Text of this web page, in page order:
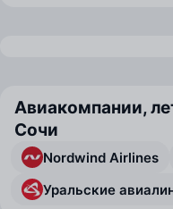
Авиакомпании,
Сочи
Nordwind Airlines
Уральские